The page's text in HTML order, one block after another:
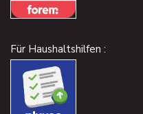
Für Haushaltshilfen :